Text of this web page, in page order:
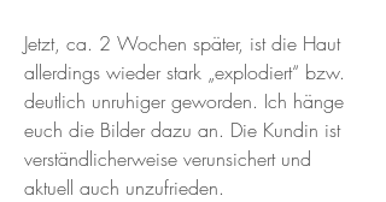
Jetzt, ca. 2 Wochen später, ist die Haut
allerdings wieder stark „explodiert“ bzw.
deutlich unruhiger geworden. Ich hänge
euch die Bilder dazu an. Die Kundin ist
verständlicherweise verunsichert und
aktuell auch unzufrieden.